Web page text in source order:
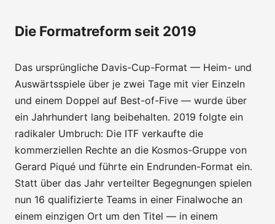
Die Formatreform seit 2019
Das ursprüngliche Davis-Cup-Format — Heim- und
Auswärtsspiele über je zwei Tage mit vier Einzeln
und einem Doppel auf Best-of-Five — wurde über
ein Jahrhundert lang beibehalten. 2019 folgte ein
radikaler Umbruch: Die ITF verkaufte die
kommerziellen Rechte an die Kosmos-Gruppe von
Gerard Piqué und führte ein Endrunden-Format ein.
Statt über das Jahr verteilter Begegnungen spielen
nun 16 qualifizierte Teams in einer Finalwoche an
einem einzigen Ort um den Titel — in einem